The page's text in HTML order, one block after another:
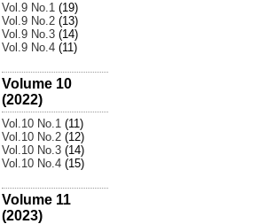
Vol.9 No.1 (19)
Vol.9 No.2 (13)
Vol.9 No.3 (14)
Vol.9 No.4 (11)
Volume 10
(2022)
Vol.10 No.1 (11)
Vol.10 No.2 (12)
Vol.10 No.3 (14)
Vol.10 No.4 (15)
Volume 11
(2023)